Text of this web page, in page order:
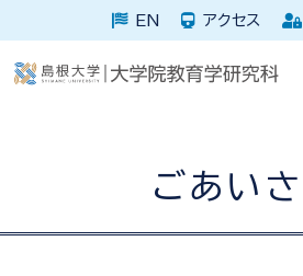
EN アクセス
ごあい